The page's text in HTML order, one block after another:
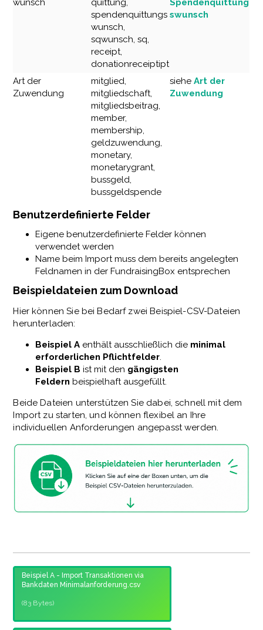
wunsch
quittung,
spendenquittungs
wunsch,
sqwunsch, sq,
receipt,
donationreceiptipt
Spendenquittung
swunsch
Art der
Zuwendung
mitglied,
mitgliedschaft,
mitgliedsbeitrag,
member,
membership,
geldzuwendung,
monetary,
monetarygrant,
bussgeld,
bussgeldspende
sieheArt der
Zuwendung
Benutzerdefinierte Felder
Eigene benutzerdefinierte Felder können
verwendet werden
Name beim Import muss dem bereits angelegten
Feldnamen in der FundraisingBox entsprechen
Beispieldateien zum Download
Hier können Sie bei Bedarf zwei Beispiel-CSV-Dateien
herunterladen:
Beispiel A enthält ausschließlich die minimal
erforderlichen Pflichtfelder.
Beispiel B ist mit den gängigsten
Feldern beispielhaft ausgefüllt.
Beide Dateien unterstützen Sie dabei, schnell mit dem
Import zu starten, und können flexibel an Ihre
individuellen Anforderungen angepasst werden.
Beispiel A - Import Transaktionen via
Bankdaten Minimalanforderung.csv
(83 Bytes)